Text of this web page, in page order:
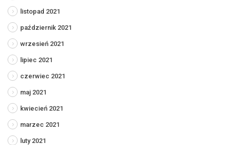
listopad 2021
październik 2021
wrzesień 2021
lipiec 2021
czerwiec 2021
maj 2021
kwiecień 2021
marzec 2021
luty 2021